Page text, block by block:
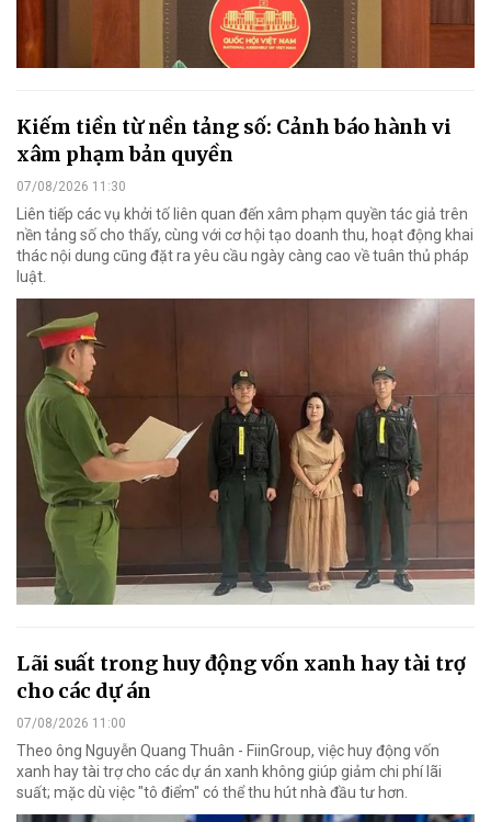
Kiếm tiền từ nền tảng số: Cảnh báo hành vi
xâm phạm bản quyền
07/08/2026 11:30
Liên tiếp các vụ khởi tố liên quan đến xâm phạm quyền tác giả trên
nền tảng số cho thấy, cùng với cơ hội tạo doanh thu, hoạt động khai
thác nội dung cũng đặt ra yêu cầu ngày càng cao về tuân thủ pháp
luật.
Lãi suất trong huy động vốn xanh hay tài trợ
cho các dự án
07/08/2026 11:00
Theo ông Nguyễn Quang Thuân - FiinGroup, việc huy động vốn
xanh hay tài trợ cho các dự án xanh không giúp giảm chi phí lãi
suất; mặc dù việc "tô điểm" có thể thu hút nhà đầu tư hơn.